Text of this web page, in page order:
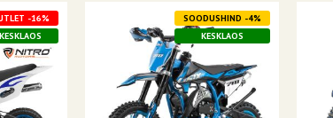
-16%
KESKLAOS
SOODUSHIND -4%
KESKLAOS